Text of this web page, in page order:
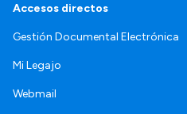
Accesos directos
Gestión Documental Electrónica
Mi Legajo
Webmail